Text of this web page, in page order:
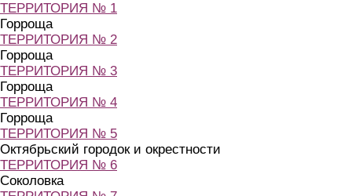
ТЕРРИТОРИЯ № 1
Горроща
ТЕРРИТОРИЯ № 2
Горроща
ТЕРРИТОРИЯ № 3
Горроща
ТЕРРИТОРИЯ № 4
Горроща
ТЕРРИТОРИЯ № 5
Октябрьский городок и окрестности
ТЕРРИТОРИЯ № 6
Соколовка